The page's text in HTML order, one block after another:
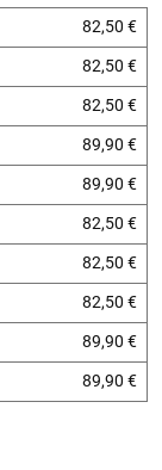
82,50 €
82,50 €
82,50 €
89,90 €
89,90 €
82,50 €
82,50 €
82,50 €
89,90 €
89,90 €